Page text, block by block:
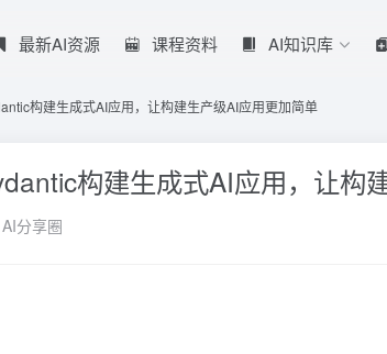
最新AI资源 课程资料 AI知识库
构建生成式AI应用，让构建生产级AI应用更加简单
构建生成式AI应用，让构
AI分享圈